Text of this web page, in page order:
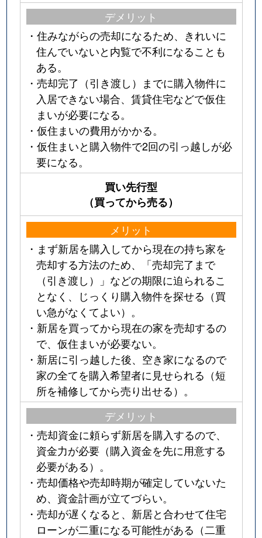
デメリット
・住みながらの売却になるため、きれいに
住んでいないと内覧で不利になることも
ある。
・売却完了（引き渡し）までに購入物件に
入居できない場合、賃貸住宅などで仮住
まいが必要になる。
・仮住まいの費用がかかる。
・仮住まいと購入物件で2回の引っ越しが必
要になる。
買い先行型
（買ってから売る）
メリット
・まず新居を購入してから現在の持ち家を
売却する方法のため、「売却完了まで
（引き渡し）」などの期限に迫られるこ
となく、じっくり購入物件を探せる（買
い急がなくてよい）。
・新居を買ってから現在の家を売却するの
で、仮住まいが必要ない。
・新居に引っ越した後、空き家になるので
家の全てを購入希望者に見せられる（短
所を補修してから売り出せる）。
デメリット
・売却資金に頼らず新居を購入するので、
資金力が必要（購入資金を先に用意する
必要がある）。
・売却価格や売却時期が確定していないた
め、資金計画が立てづらい。
・売却が遅くなると、新居と合わせて住宅
ローンが二重になる可能性がある（二重